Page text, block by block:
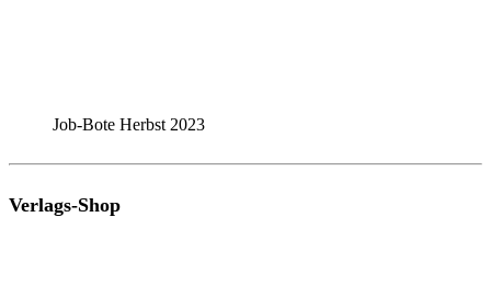
Job-Bote Herbst 2023
Verlags-Shop